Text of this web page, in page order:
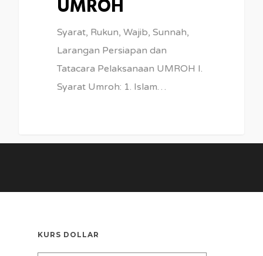
UMROH
Syarat, Rukun, Wajib, Sunnah,
Larangan Persiapan dan
Tatacara Pelaksanaan UMROH I.
Syarat Umroh: 1. Islam…
KURS DOLLAR